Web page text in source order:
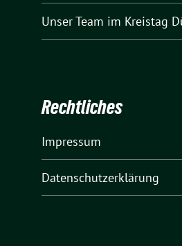
Unser Team im Kreistag
Rechtliches
Impressum
Datenschutzerklärung